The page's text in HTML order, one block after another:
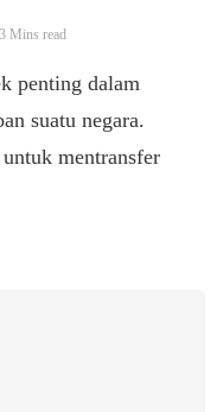
3 Mins read
penting dalam
suatu negara.
mentransfer